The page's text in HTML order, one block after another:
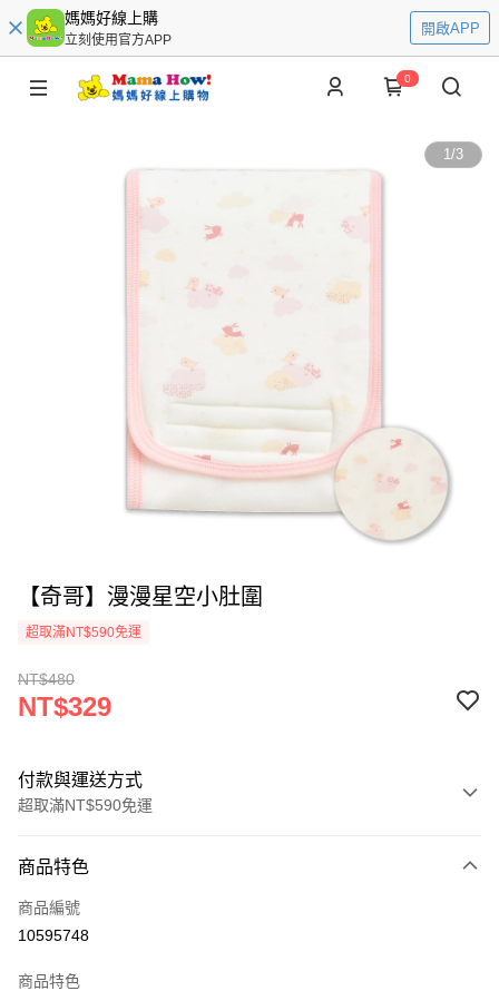
媽媽好線上購
立刻使用官方APP
開啟APP
0
1/3
【奇哥】漫漫星空小肚圍
超取滿NT$590免運
NT$480
NT$329
付款與運送方式
超取滿NT$590免運
信用卡一次付款
超商取貨付款
商品特色
商品編號
10595748
商品特色